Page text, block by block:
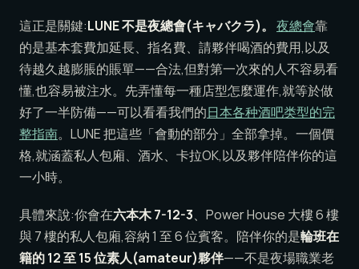
這正是關鍵:LUNE 不是夜總會(キャバクラ)。 夜總會靠
的是基本套費加延長、指名費、請夥伴喝酒的費用,以及
待越久越膨脹的賬單——合法,但對第一次來的人不容易看
懂,也容易被注水。先弄懂每一種店型怎麼運作,就等於做
好了一半防備——可以看看我們的日本各种酒吧类型的完
整指南。LUNE 把這些「會動的部分」全部拿掉。一個價
格,就涵蓋私人包廂、酒水、卡拉OK,以及夥伴陪伴你的這
一小時。
具體來說:你會在六本木 7-12-3、Power House 大樓 6 樓
與 7 樓的私人包廂,容納 1 至 6 位賓客。陪伴你的是輪班在
籍的 12 至 15 位素人(amateur)夥伴——不是夜場職業老